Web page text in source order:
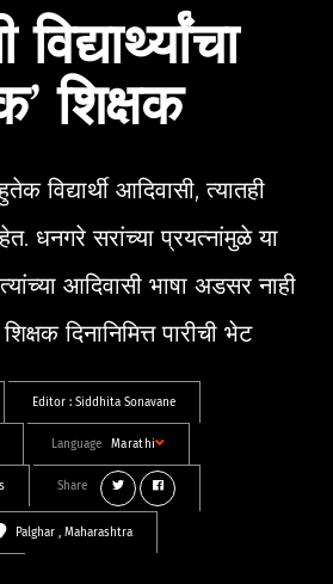
शिक्षक
विद्यार्थी आदिवासी, त्यातही
धनगरे सरांच्या प्रयत्नांमुळे या
आदिवासी भाषा अडसर नाही
दिनानिमित्त पारीची भेट
Editor : Siddhita Sonavane
Language Marathi
Share
Palghar , Maharashtra